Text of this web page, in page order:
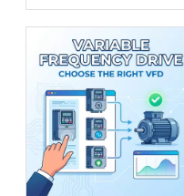
frecuencia: beneficios
clave para aplicaciones
industriales